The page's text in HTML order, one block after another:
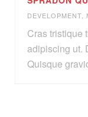
DEVELOPMENT
Cras tristique
adipiscing ut.
Quisque